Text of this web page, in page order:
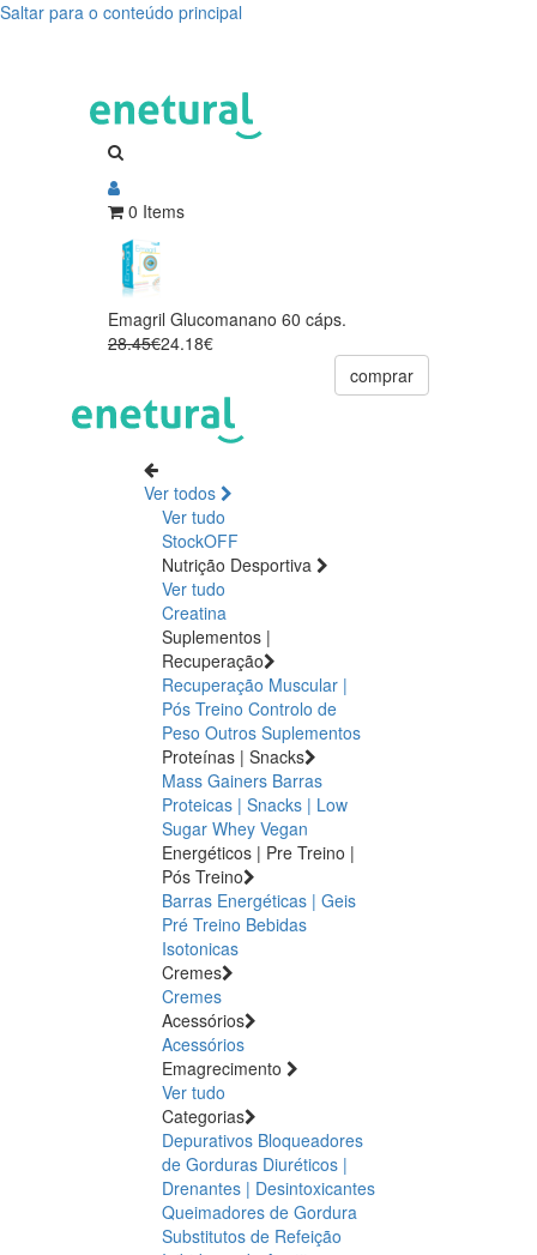
Saltar para o conteúdo principal
0 Items
Emagril Glucomanano 60 cáps.
28.45€24.18€
comprar
Ver todos
Ver tudo
StockOFF
Nutrição Desportiva
Ver tudo
Creatina
Suplementos |
Recuperação
Recuperação Muscular |
Pós Treino Controlo de
Peso Outros Suplementos
Proteínas | Snacks
Mass Gainers Barras
Proteicas | Snacks | Low
Sugar Whey Vegan
Energéticos | Pre Treino |
Pós Treino
Barras Energéticas | Geis
Pré Treino Bebidas
Isotonicas
Cremes
Cremes
Acessórios
Acessórios
Emagrecimento
Ver tudo
Categorias
Depurativos Bloqueadores
de Gorduras Diuréticos |
Drenantes | Desintoxicantes
Queimadores de Gordura
Substitutos de Refeição